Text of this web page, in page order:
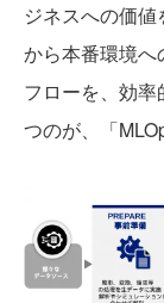
ジネスへの価
から本番環境へ
フローを、効
つのが、「